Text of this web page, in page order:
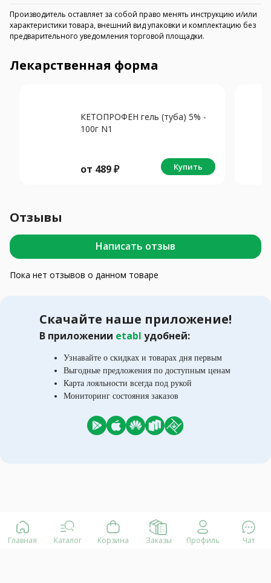
Производитель оставляет за собой право менять инструкцию и/или
характеристики товара, внешний вид упаковки и комплектацию без
предварительного уведомления торговой площадки.
Лекарственная форма
КЕТОПРОФЕН гель (туба) 5% -
100г N1
от 489₽ Купить
Отзывы
Написать отзыв
Пока нет отзывов о данном товаре
Скачайте наше приложение!
В приложении etabl удобней:
Узнавайте о скидках и товарах дня первым
Выгодные предложения по доступным ценам
Карта лояльности всегда под рукой
Мониторинг состояния заказов
Главная Каталог Корзина Заказы Профиль Чат